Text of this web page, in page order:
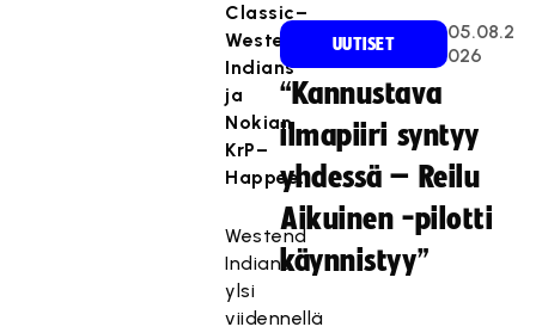
Classic–
Westend
Indians
ja
Nokian
KrP–
Happee.
Westend
Indians
ylsi
viidennellä
UUTISET
05.08.2
026
“Kannustava
ilmapiiri syntyy
yhdessä – Reilu
Aikuinen -pilotti
käynnistyy”